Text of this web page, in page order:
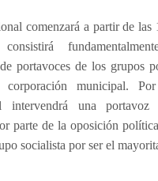
comenzará a partir de las
portavoces de los grupos
corporación municipal.
intervendrá una
parte de la oposición
socialista por ser el